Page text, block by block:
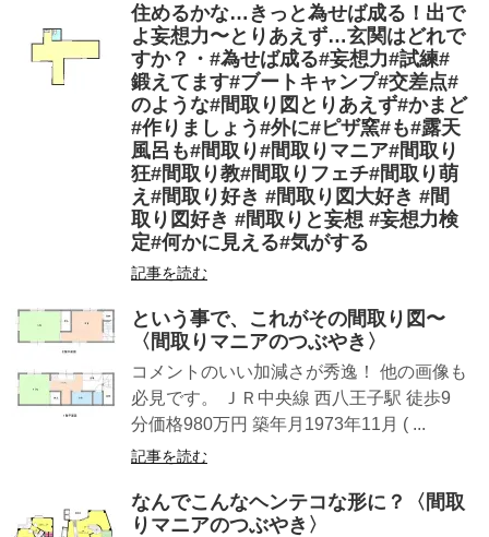
住めるかな…きっと為せば成る！出で
よ妄想力〜とりあえず…玄関はどれで
すか？・#為せば成る#妄想力#試練#
鍛えてます#ブートキャンプ#交差点#
のような#間取り図とりあえず#かまど
#作りましょう#外に#ピザ窯#も#露天
風呂も#間取り#間取りマニア#間取り
狂#間取り教#間取りフェチ#間取り萌
え#間取り好き #間取り図大好き #間
取り図好き #間取りと妄想 #妄想力検
定#何かに見える#気がする
記事を読む
という事で、これがその間取り図〜
〈間取りマニアのつぶやき〉
コメントのいい加減さが秀逸！ 他の画像も
必見です。 ＪＲ中央線 西八王子駅 徒歩9
分価格980万円 築年月1973年11月 ( ...
記事を読む
なんでこんなヘンテコな形に？〈間取
りマニアのつぶやき〉